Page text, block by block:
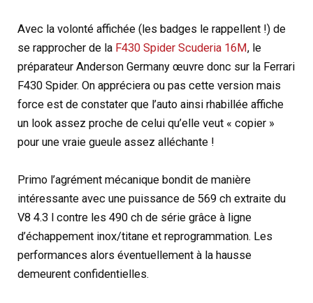
Avec la volonté affichée (les badges le rappellent !) de
se rapprocher de la F430 Spider Scuderia 16M, le
préparateur Anderson Germany œuvre donc sur la Ferrari
F430 Spider. On appréciera ou pas cette version mais
force est de constater que l’auto ainsi rhabillée affiche
un look assez proche de celui qu’elle veut « copier »
pour une vraie gueule assez alléchante !
Primo l’agrément mécanique bondit de manière
intéressante avec une puissance de 569 ch extraite du
V8 4.3 l contre les 490 ch de série grâce à ligne
d’échappement inox/titane et reprogrammation. Les
performances alors éventuellement à la hausse
demeurent confidentielles.